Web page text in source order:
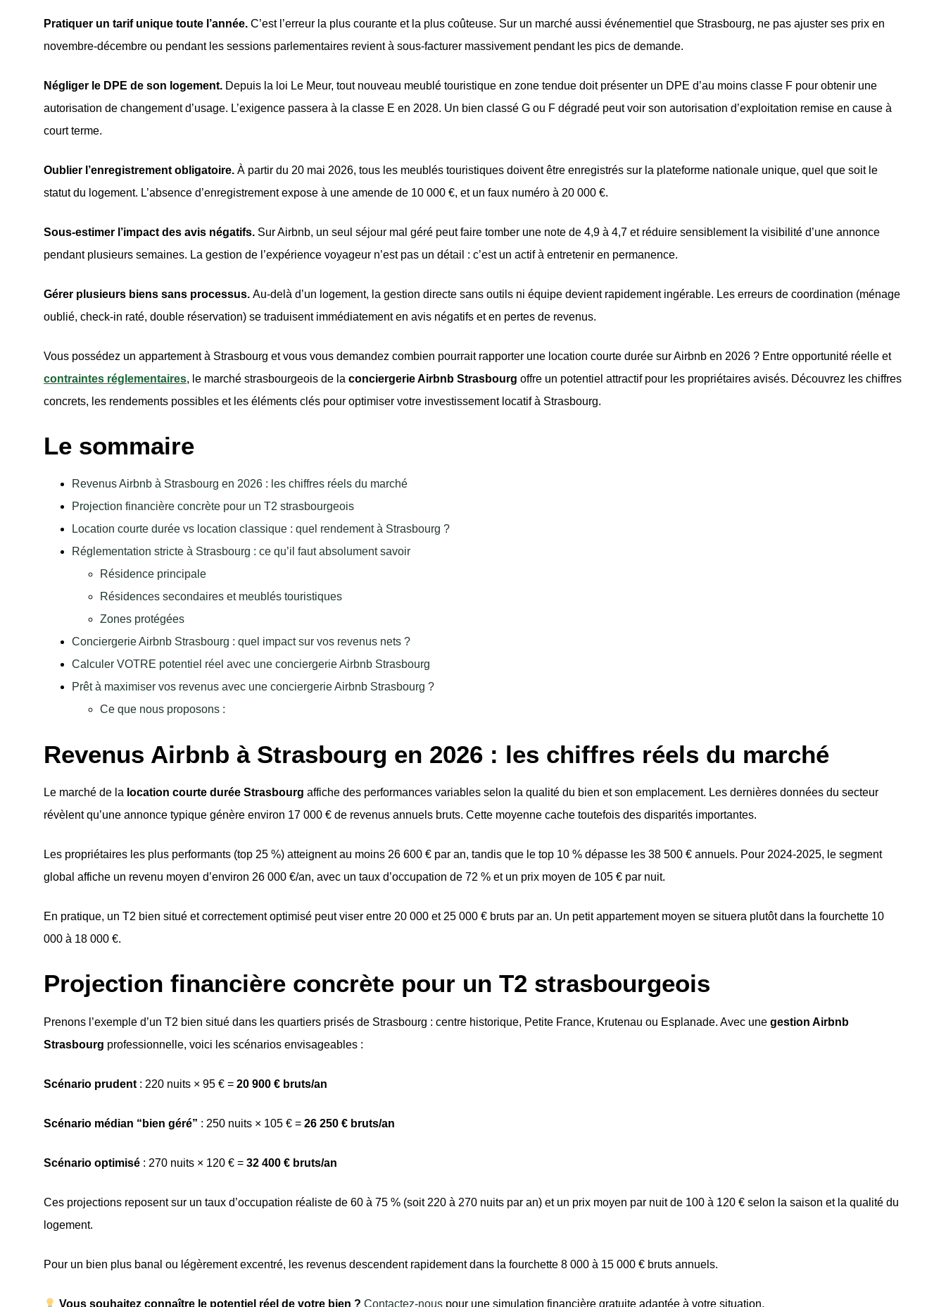
Pratiquer un tarif unique toute l’année. C’est l’erreur la plus courante et la plus coûteuse. Sur un marché aussi événementiel que Strasbourg, ne pas ajuster ses prix en
novembre-décembre ou pendant les sessions parlementaires revient à sous-facturer massivement pendant les pics de demande.
Négliger le DPE de son logement. Depuis la loi Le Meur, tout nouveau meublé touristique en zone tendue doit présenter un DPE d’au moins classe F pour obtenir une
autorisation de changement d’usage. L’exigence passera à la classe E en 2028. Un bien classé G ou F dégradé peut voir son autorisation d’exploitation remise en cause à
court terme.
Oublier l’enregistrement obligatoire. À partir du 20 mai 2026, tous les meublés touristiques doivent être enregistrés sur la plateforme nationale unique, quel que soit le
statut du logement. L’absence d’enregistrement expose à une amende de 10 000 €, et un faux numéro à 20 000 €.
Sous-estimer l’impact des avis négatifs. Sur Airbnb, un seul séjour mal géré peut faire tomber une note de 4,9 à 4,7 et réduire sensiblement la visibilité d’une annonce
pendant plusieurs semaines. La gestion de l’expérience voyageur n’est pas un détail : c’est un actif à entretenir en permanence.
Gérer plusieurs biens sans processus. Au-delà d’un logement, la gestion directe sans outils ni équipe devient rapidement ingérable. Les erreurs de coordination (ménage
oublié, check-in raté, double réservation) se traduisent immédiatement en avis négatifs et en pertes de revenus.
Vous possédez un appartement à Strasbourg et vous vous demandez combien pourrait rapporter une location courte durée sur Airbnb en 2026 ? Entre opportunité réelle et
contraintes réglementaires, le marché strasbourgeois de la conciergerie Airbnb Strasbourg offre un potentiel attractif pour les propriétaires avisés. Découvrez les chiffres
concrets, les rendements possibles et les éléments clés pour optimiser votre investissement locatif à Strasbourg.
Le sommaire
Revenus Airbnb à Strasbourg en 2026 : les chiffres réels du marché
Projection financière concrète pour un T2 strasbourgeois
Location courte durée vs location classique : quel rendement à Strasbourg ?
Réglementation stricte à Strasbourg : ce qu’il faut absolument savoir
Résidence principale
Résidences secondaires et meublés touristiques
Zones protégées
Conciergerie Airbnb Strasbourg : quel impact sur vos revenus nets ?
Calculer VOTRE potentiel réel avec une conciergerie Airbnb Strasbourg
Prêt à maximiser vos revenus avec une conciergerie Airbnb Strasbourg ?
Ce que nous proposons :
Revenus Airbnb à Strasbourg en 2026 : les chiffres réels du marché
Le marché de la location courte durée Strasbourg affiche des performances variables selon la qualité du bien et son emplacement. Les dernières données du secteur
révèlent qu’une annonce typique génère environ 17 000 € de revenus annuels bruts. Cette moyenne cache toutefois des disparités importantes.
Les propriétaires les plus performants (top 25 %) atteignent au moins 26 600 € par an, tandis que le top 10 % dépasse les 38 500 € annuels. Pour 2024-2025, le segment
global affiche un revenu moyen d’environ 26 000 €/an, avec un taux d’occupation de 72 % et un prix moyen de 105 € par nuit.
En pratique, un T2 bien situé et correctement optimisé peut viser entre 20 000 et 25 000 € bruts par an. Un petit appartement moyen se situera plutôt dans la fourchette 10
000 à 18 000 €.
Projection financière concrète pour un T2 strasbourgeois
Prenons l’exemple d’un T2 bien situé dans les quartiers prisés de Strasbourg : centre historique, Petite France, Krutenau ou Esplanade. Avec une gestion Airbnb
Strasbourg professionnelle, voici les scénarios envisageables :
Scénario prudent : 220 nuits × 95 € = 20 900 € bruts/an
Scénario médian “bien géré” : 250 nuits × 105 € = 26 250 € bruts/an
Scénario optimisé : 270 nuits × 120 € = 32 400 € bruts/an
Ces projections reposent sur un taux d’occupation réaliste de 60 à 75 % (soit 220 à 270 nuits par an) et un prix moyen par nuit de 100 à 120 € selon la saison et la qualité du
logement.
Pour un bien plus banal ou légèrement excentré, les revenus descendent rapidement dans la fourchette 8 000 à 15 000 € bruts annuels.
Vous souhaitez connaître le potentiel réel de votre bien ? Contactez-nous pour une simulation financière gratuite adaptée à votre situation.